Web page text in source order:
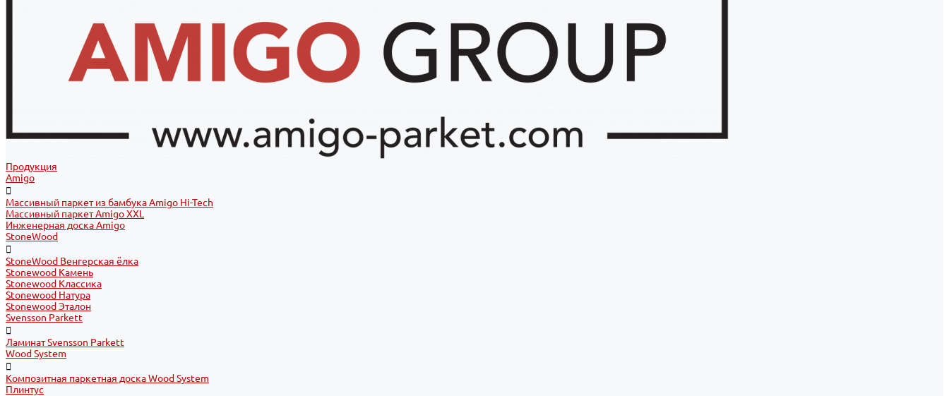
Продукция
Amigo
Массивный паркет из бамбука Amigo Hi-Tech
Массивный паркет Amigo XXL
Инженерная доска Amigo
StoneWood
StoneWood Венгерская ёлка
Stonewood Камень
Stonewood Классика
Stonewood Натура
Stonewood Эталон
Svensson Parkett
Ламинат Svensson Parkett
Wood System
Композитная паркетная доска Wood System
Плинтус